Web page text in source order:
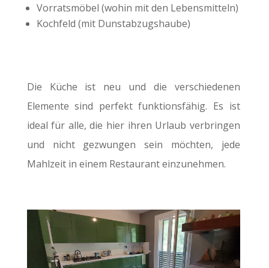
Vorratsmöbel (wohin mit den Lebensmitteln)
Kochfeld (mit Dunstabzugshaube)
Die Küche ist neu und die verschiedenen
Elemente sind perfekt funktionsfähig. Es ist
ideal für alle, die hier ihren Urlaub verbringen
und nicht gezwungen sein möchten, jede
Mahlzeit in einem Restaurant einzunehmen.